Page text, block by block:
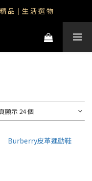
品牌｜Care Bears
品｜生 活 選 物
自 訂 品 牌 服 飾
顯示 24 個